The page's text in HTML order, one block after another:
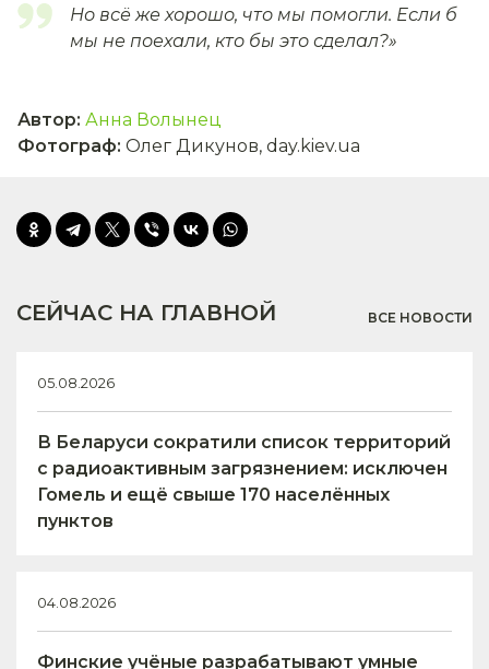
Но всё же хорошо, что мы помогли. Если б
мы не поехали, кто бы это сделал?»
Автор: Анна Волынец
Фотограф: Олег Дикунов, day.kiev.ua
СЕЙЧАС НА ГЛАВНОЙ ВСЕ НОВОСТИ
05.08.2026
В Беларуси сократили список территорий
с радиоактивным загрязнением: исключен
Гомель и ещё свыше 170 населённых
пунктов
04.08.2026
Финские учёные разрабатывают умные